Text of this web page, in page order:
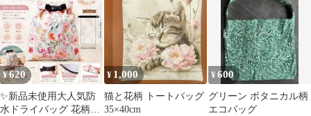
¥620
✨新品未使用大人気防
水ドライバッグ 花柄
¥ 1,000
猫と花柄 トートバッグ
35×40cm
¥600
グリーン ボタニカル柄
エコバッグ